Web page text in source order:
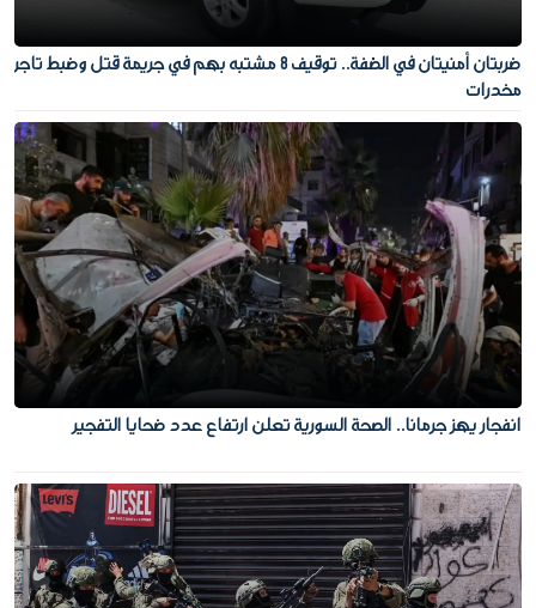
ضربتان أمنيتان في الضفة.. توقيف 8 مشتبه بهم في جريمة قتل وضبط تاجر
مخدرات
انفجار يهز جرمانا.. الصحة السورية تعلن ارتفاع عدد ضحايا التفجير